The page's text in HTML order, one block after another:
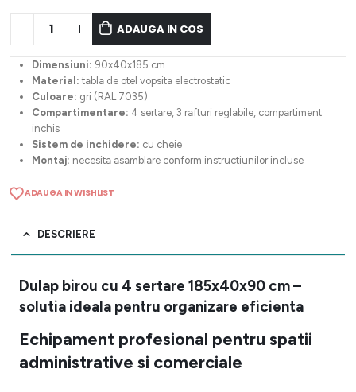
ADAUGA IN COS
Dimensiuni: 90x40x185 cm
Material: tabla de otel vopsita electrostatic
Culoare: gri (RAL 7035)
Compartimentare: 4 sertare, 3 rafturi reglabile, compartiment
inchis
Sistem de inchidere: cu cheie
Montaj: necesita asamblare conform instructiunilor incluse
ADAUGA IN WISHLIST
DESCRIERE
Dulap birou cu 4 sertare 185x40x90 cm –
solutia ideala pentru organizare eficienta
Echipament profesional pentru spatii
administrative si comerciale